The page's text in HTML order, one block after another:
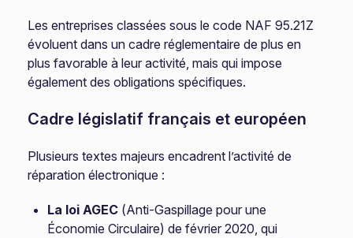
Les entreprises classées sous le code NAF 95.21Z
évoluent dans un cadre réglementaire de plus en
plus favorable à leur activité, mais qui impose
également des obligations spécifiques.
Cadre législatif français et européen
Plusieurs textes majeurs encadrent l’activité de
réparation électronique :
La loi AGEC (Anti-Gaspillage pour une
Économie Circulaire) de février 2020, qui